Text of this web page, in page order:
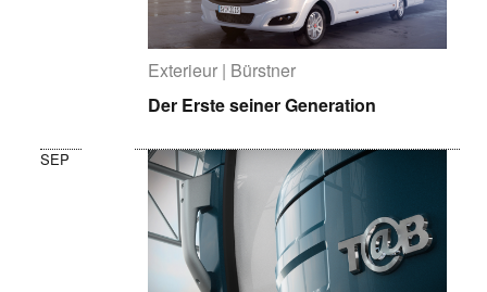
Exterieur | Bürstner
Der Erste seiner Generation
SEP